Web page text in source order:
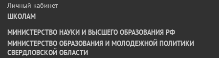
Личный кабинет
ШКОЛАМ
МИНИСТЕРСТВО НАУКИ И ВЫСШЕГО ОБРАЗОВАНИЯ РФ
МИНИСТЕРСТВО ОБРАЗОВАНИЯ И МОЛОДЕЖНОЙ ПОЛИТИКИ
СВЕРДЛОВСКОЙ ОБЛАСТИ